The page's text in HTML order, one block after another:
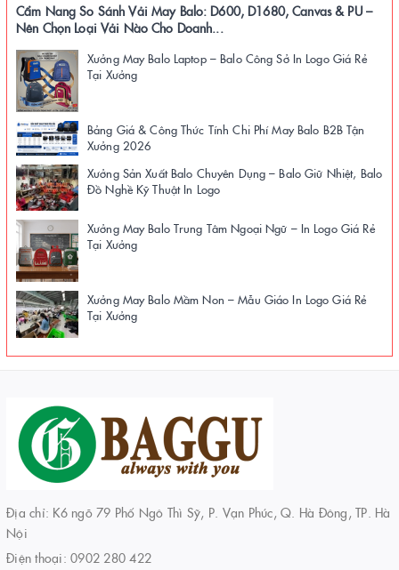
Cẩm Nang So Sánh Vải May Balo: D600, D1680, Canvas & PU –
Nên Chọn Loại Vải Nào Cho Doanh...
Xưởng May Balo Laptop – Balo Công Sở In Logo Giá Rẻ
Tại Xưởng
Bảng Giá & Công Thức Tính Chi Phí May Balo B2B Tận
Xưởng 2026
Xưởng Sản Xuất Balo Chuyên Dụng – Balo Giữ Nhiệt, Balo
Đồ Nghề Kỹ Thuật In Logo
Xưởng May Balo Trung Tâm Ngoại Ngữ – In Logo Giá Rẻ
Tại Xưởng
Xưởng May Balo Mầm Non – Mẫu Giáo In Logo Giá Rẻ
Tại Xưởng
Địa chỉ: K6 ngõ 79 Phố Ngô Thì Sỹ, P. Vạn Phúc, Q. Hà Đông, TP. Hà
Nội
Điện thoại: 0902 280 422